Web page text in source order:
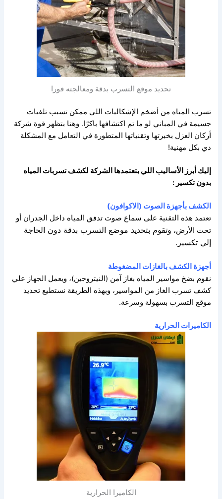
تحديد موقع التسرب بدقة ومعالجته فورا
تسرب المياه من أضخم الإشكاليات اللي ممكن تسبب تلفيات
جسيمة في المباني لو ما تم اكتشافها باكرًا. وهنا بتظهر قوة شركة
أركان العزل بخبرتها وتقنياتها المتطورة في التعامل مع المشكلة
دي بكل مهنية!
إليك أبرز الأساليب اللي بتعتمدها الشركة لكشف تسربات المياه
بدون تكسير :
الكشف بأجهزة الصوت (الاكوافون)
تعتمد هذه التقنية على سماع صوت تدفق المياه داخل الجدران أو
تحت الأرض، وتقوم بتحديد موضع التسرب بدقة دون الحاجة
إلي تكسير.
أجهزة الكشف بالغازات المضغوطة
نقوم بضخ مواسير المياه بغاز آمن (النيتروجين)، ويعمل الجهاز علي
كشف تسرب الغاز من المواسير، وبهذه الطريقة نستطيع تحديد
موقع التسرب بسهولة وسرعة.
الكاميرات الحرارية
الكاميرا الحرارية